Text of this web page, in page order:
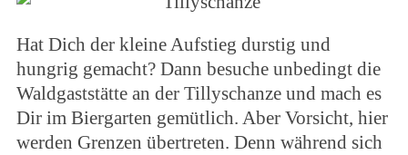
Hat Dich der kleine Aufstieg durstig und
hungrig gemacht? Dann besuche unbedingt die
Waldgaststätte an der Tillyschanze und mach es
Dir im Biergarten gemütlich. Aber Vorsicht, hier
werden Grenzen übertreten. Denn während sich